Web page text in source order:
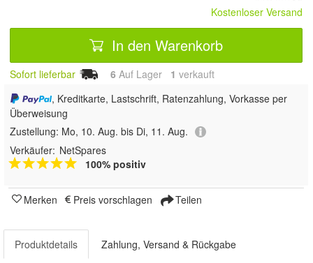
Kostenloser Versand
In den Warenkorb
Sofort lieferbar 6 Auf Lager 1 verkauft
, Kreditkarte, Lastschrift, Ratenzahlung, Vorkasse per
Überweisung
Zustellung: Mo, 10. Aug. bis Di, 11. Aug.
Verkäufer: NetSpares
100% positiv
Merken Preis vorschlagen Teilen
Produktdetails Zahlung, Versand & Rückgabe